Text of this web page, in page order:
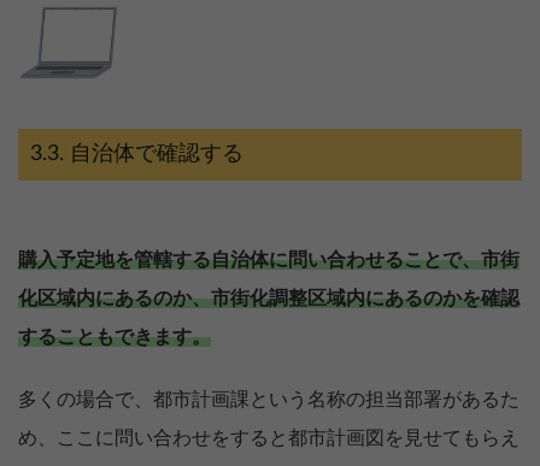
自治体で確認する
購入予定地を管轄する自治体に問い合わせることで、市街
化区域内にあるのか、市街化調整区域内にあるのかを確認
することもできます。
多くの場合で、都市計画課という名称の担当部署があるた
め、ここに問い合わせをすると都市計画図を見せてもらえ